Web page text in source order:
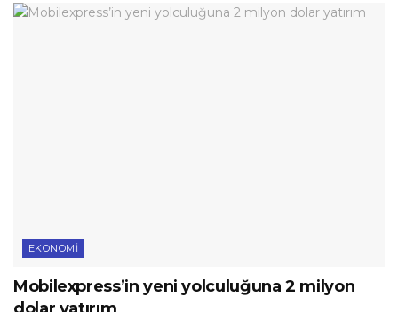
EKONOMI
Mobilexpress’in yeni yolculuğuna 2 milyon